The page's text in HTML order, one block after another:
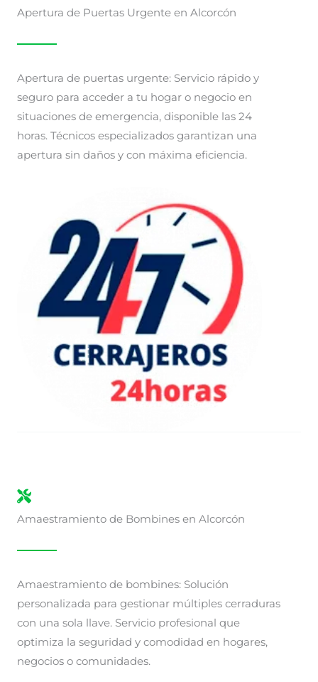
Apertura de Puertas Urgente en Alcorcón
Apertura de puertas urgente: Servicio rápido y
seguro para acceder a tu hogar o negocio en
situaciones de emergencia, disponible las 24
horas. Técnicos especializados garantizan una
apertura sin daños y con máxima eficiencia.
Amaestramiento de Bombines en Alcorcón
Amaestramiento de bombines: Solución
personalizada para gestionar múltiples cerraduras
con una sola llave. Servicio profesional que
optimiza la seguridad y comodidad en hogares,
negocios o comunidades.